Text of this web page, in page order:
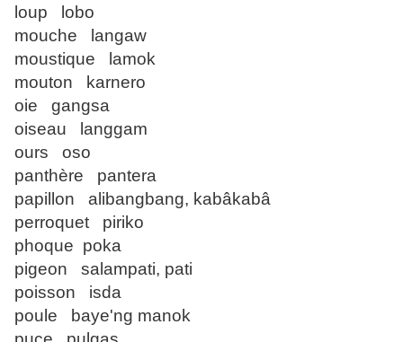
loup lobo
mouche langaw
moustique lamok
mouton karnero
oie gangsa
oiseau langgam
ours oso
panthère pantera
papillon alibangbang, kabâkabâ
perroquet piriko
phoque poka
pigeon salampati, pati
poisson isda
poule baye'ng manok